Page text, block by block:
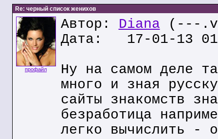
Re: черный список женихов
профайл
Автор: Diana (---
Дата: 17-01-13
Ну на самом деле
много и зная
сайты знакомств
безработица
легко вычислить -